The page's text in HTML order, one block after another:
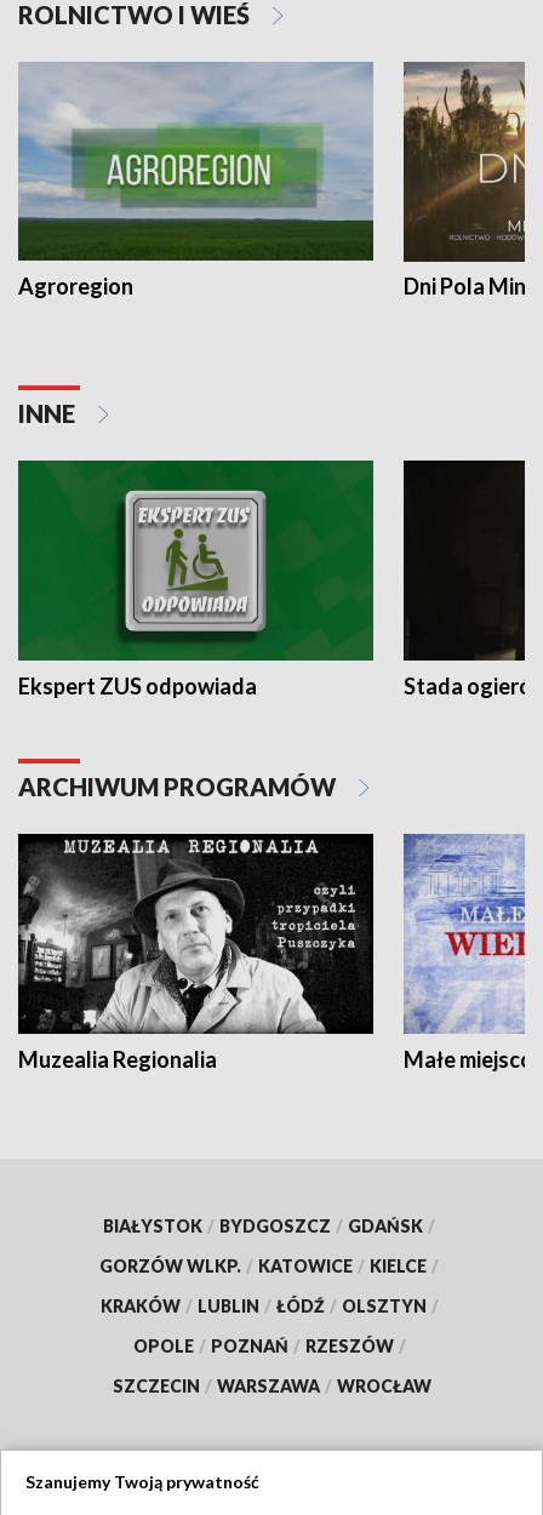
ROLNICTWO I WIEŚ
Agroregion Dni Pola
INNE
Ekspert ZUS odpowiada Stada
ARCHIWUM PROGRAMÓW
Muzealia Regionalia Małe
BIAŁYSTOK / BYDGOSZCZ / GDAŃSK /
GORZÓW WLKP. / KATOWICE / KIELCE /
KRAKÓW / LUBLIN / ŁÓDŹ / OLSZTYN /
OPOLE / POZNAŃ / RZESZÓW /
SZCZECIN / WARSZAWA / WROCŁAW
Szanujemy Twoją prywatność